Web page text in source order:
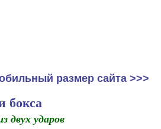
размер сайта >>>
бокса
двух ударов